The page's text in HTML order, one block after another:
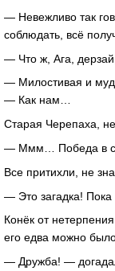
— Невежливо так
соблюдать, всё
— Что ж, Ага,
— Милостивая и
— Как нам…
Старая Черепаха,
— Ммм… Победа в
Все притихли, не
— Это загадка! Пока
Конёк от
его едва можно
— Дружба! —